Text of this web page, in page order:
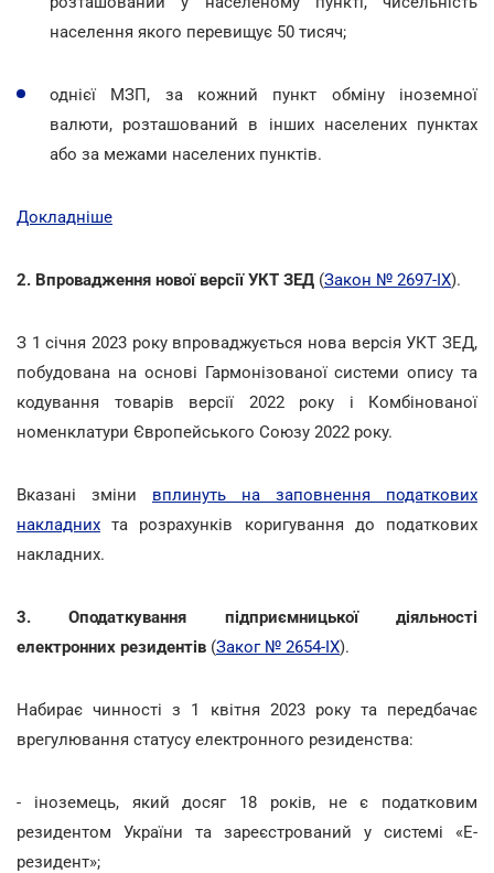
населення якого перевищує 50 тисяч;
однієї МЗП, за кожний пункт обміну іноземної
валюти, розташований в інших населених пунктах
або за межами населених пунктів.
Докладніше
2. Впровадження нової версії УКТ ЗЕД (Закон № 2697-IX).
З 1 січня 2023 року впроваджується нова версія УКТ ЗЕД,
побудована на основі Гармонізованої системи опису та
кодування товарів версії 2022 року і Комбінованої
номенклатури Європейського Союзу 2022 року.
Вказані зміни вплинуть на заповнення податкових
накладних та розрахунків коригування до податкових
накладних.
3. Оподаткування підприємницької діяльності
електронних резидентів (Заког № 2654-IX).
Набирає чинності з 1 квітня 2023 року та передбачає
врегулювання статусу електронного резиденства:
- іноземець, який досяг 18 років, не є податковим
резидентом України та зареєстрований у системі «Е-
резидент»;